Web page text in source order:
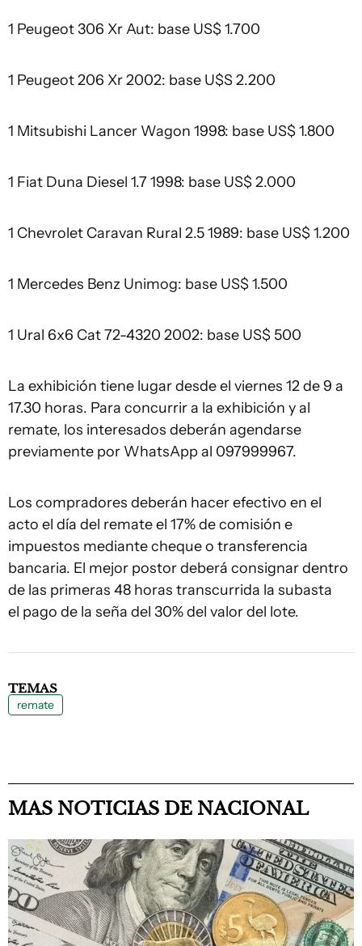
1 Peugeot 306 Xr Aut: base US$ 1.700
1 Peugeot 206 Xr 2002: base U$S 2.200
1 Mitsubishi Lancer Wagon 1998: base US$ 1.800
1 Fiat Duna Diesel 1.7 1998: base US$ 2.000
1 Chevrolet Caravan Rural 2.5 1989: base US$ 1.200
1 Mercedes Benz Unimog: base US$ 1.500
1 Ural 6x6 Cat 72-4320 2002: base US$ 500
La exhibición tiene lugar desde el viernes 12 de 9 a
17.30 horas. Para concurrir a la exhibición y al
remate, los interesados deberán agendarse
previamente por WhatsApp al 097999967.
Los compradores deberán hacer efectivo en el
acto el día del remate el 17% de comisión e
impuestos mediante cheque o transferencia
bancaria. El mejor postor deberá consignar dentro
de las primeras 48 horas transcurrida la subasta
el pago de la seña del 30% del valor del lote.
TEMAS
remate
MAS NOTICIAS DE NACIONAL